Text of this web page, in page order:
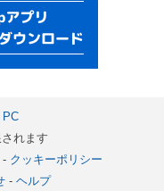
PC
れます
- クッキーポリシー
- ヘルプ